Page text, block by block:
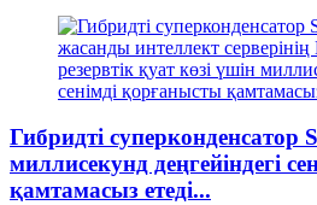
Гибридті суперконденсатор
миллисекунд деңгейіндегі
қамтамасыз етеді...